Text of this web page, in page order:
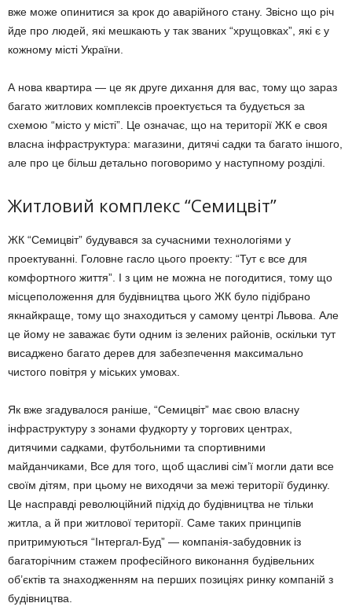
вже може опинитися за крок до аварійного стану. Звісно що річ
йде про людей, які мешкають у так званих “хрущовках”, які є у
кожному місті України.
А нова квартира — це як друге дихання для вас, тому що зараз
багато житлових комплексів проектується та будується за
схемою “місто у місті”. Це означає, що на території ЖК е своя
власна інфраструктура: магазини, дитячі садки та багато іншого,
але про це більш детально поговоримо у наступному розділі.
Житловий комплекс “Семицвіт”
ЖК “Семицвіт” будувався за сучасними технологіями у
проектуванні. Головне гасло цього проекту: “Тут є все для
комфортного життя”. І з цим не можна не погодитися, тому що
місцеположення для будівництва цього ЖК було підібрано
якнайкраще, тому що знаходиться у самому центрі Львова. Але
це йому не заважає бути одним із зелених районів, оскільки тут
висаджено багато дерев для забезпечення максимально
чистого повітря у міських умовах.
Як вже згадувалося раніше, “Семицвіт” має свою власну
інфраструктуру з зонами фудкорту у торгових центрах,
дитячими садками, футбольними та спортивними
майданчиками, Все для того, щоб щасливі сім’ї могли дати все
своїм дітям, при цьому не виходячи за межі території будинку.
Це насправді революційний підхід до будівництва не тільки
житла, а й при житлової території. Саме таких принципів
притримуються “Інтергал-Буд” — компанія-забудовник із
багаторічним стажем професійного виконання будівельних
об’єктів та знаходженням на перших позиціях ринку компаній з
будівництва.